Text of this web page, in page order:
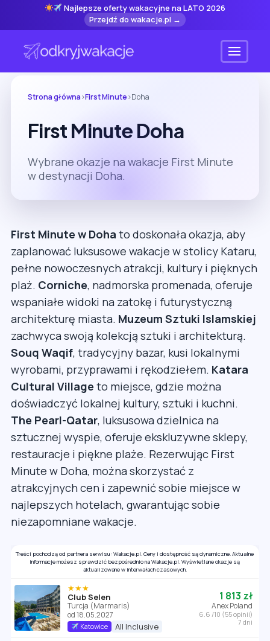
Najlepsze oferty wakacyjne na LATO 2026
Przejdź do wakacje.pl →
Menu
Strona główna›First Minute›Doha
First Minute Doha
Wybrane okazje na wakacje First Minute
w destynacji Doha.
First Minute w Doha to doskonała okazja, aby
zaplanować luksusowe wakacje w stolicy Kataru,
pełne nowoczesnych atrakcji, kultury i pięknych
plaż. Corniche, nadmorska promenada, oferuje
wspaniałe widoki na zatokę i futurystyczną
architekturę miasta. Muzeum Sztuki Islamskiej
zachwyca swoją kolekcją sztuki i architekturą.
Souq Waqif, tradycyjny bazar, kusi lokalnymi
wyrobami, przyprawami i rękodziełem. Katara
Cultural Village to miejsce, gdzie można
doświadczyć lokalnej kultury, sztuki i kuchni.
The Pearl-Qatar, luksusowa dzielnica na
sztucznej wyspie, oferuje ekskluzywne sklepy,
restauracje i piękne plaże. Rezerwując First
Minute w Doha, można skorzystać z
atrakcyjnych cen i zapewnić sobie miejsce w
najlepszych hotelach, gwarantując sobie
niezapomniane wakacje.
Treści pochodzą od partnera serwisu: Wakacje.pl. Ceny i dostępność są dynamiczne. Aktualne
informacje możesz sprawdzić bezpośrednio na Wakacje.pl. Wyświetlane okazje są
aktualizowane w interwałach czasowych.
★★★
Club Selen
Turcja (Marmaris)
od 18.05.2027
Katowice All Inclusive
1 813 zł
Anex Poland
6.6 /10 (55 opinii)
7 dni